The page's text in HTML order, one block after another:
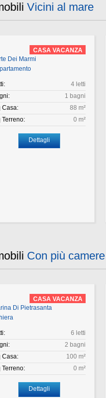
Vicini al mare
CASA VACANZA
Dei Marmi
4 letti
1 bagni
Casa:
88 m²
Terreno:
0 m²
Dettagli
Con più camere
CASA VACANZA
Di Pietrasanta
6 letti
2 bagni
Casa:
100 m²
Terreno:
0 m²
Dettagli